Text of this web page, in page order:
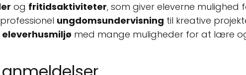
og fritidsaktiviteter, som giver eleverne
ungdomsundervisning til kreative
eleverhusmiljø med mange muligheder for at lære